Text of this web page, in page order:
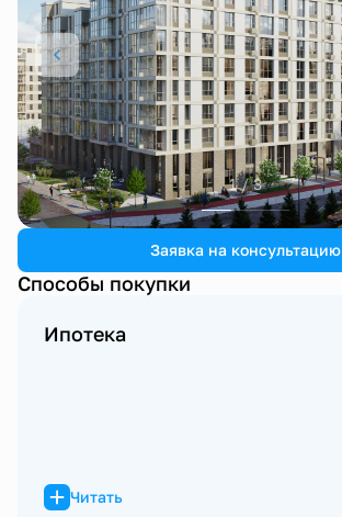
1 / 3
Заявка на консультацию
Способы покупки
Ипотека
Читать